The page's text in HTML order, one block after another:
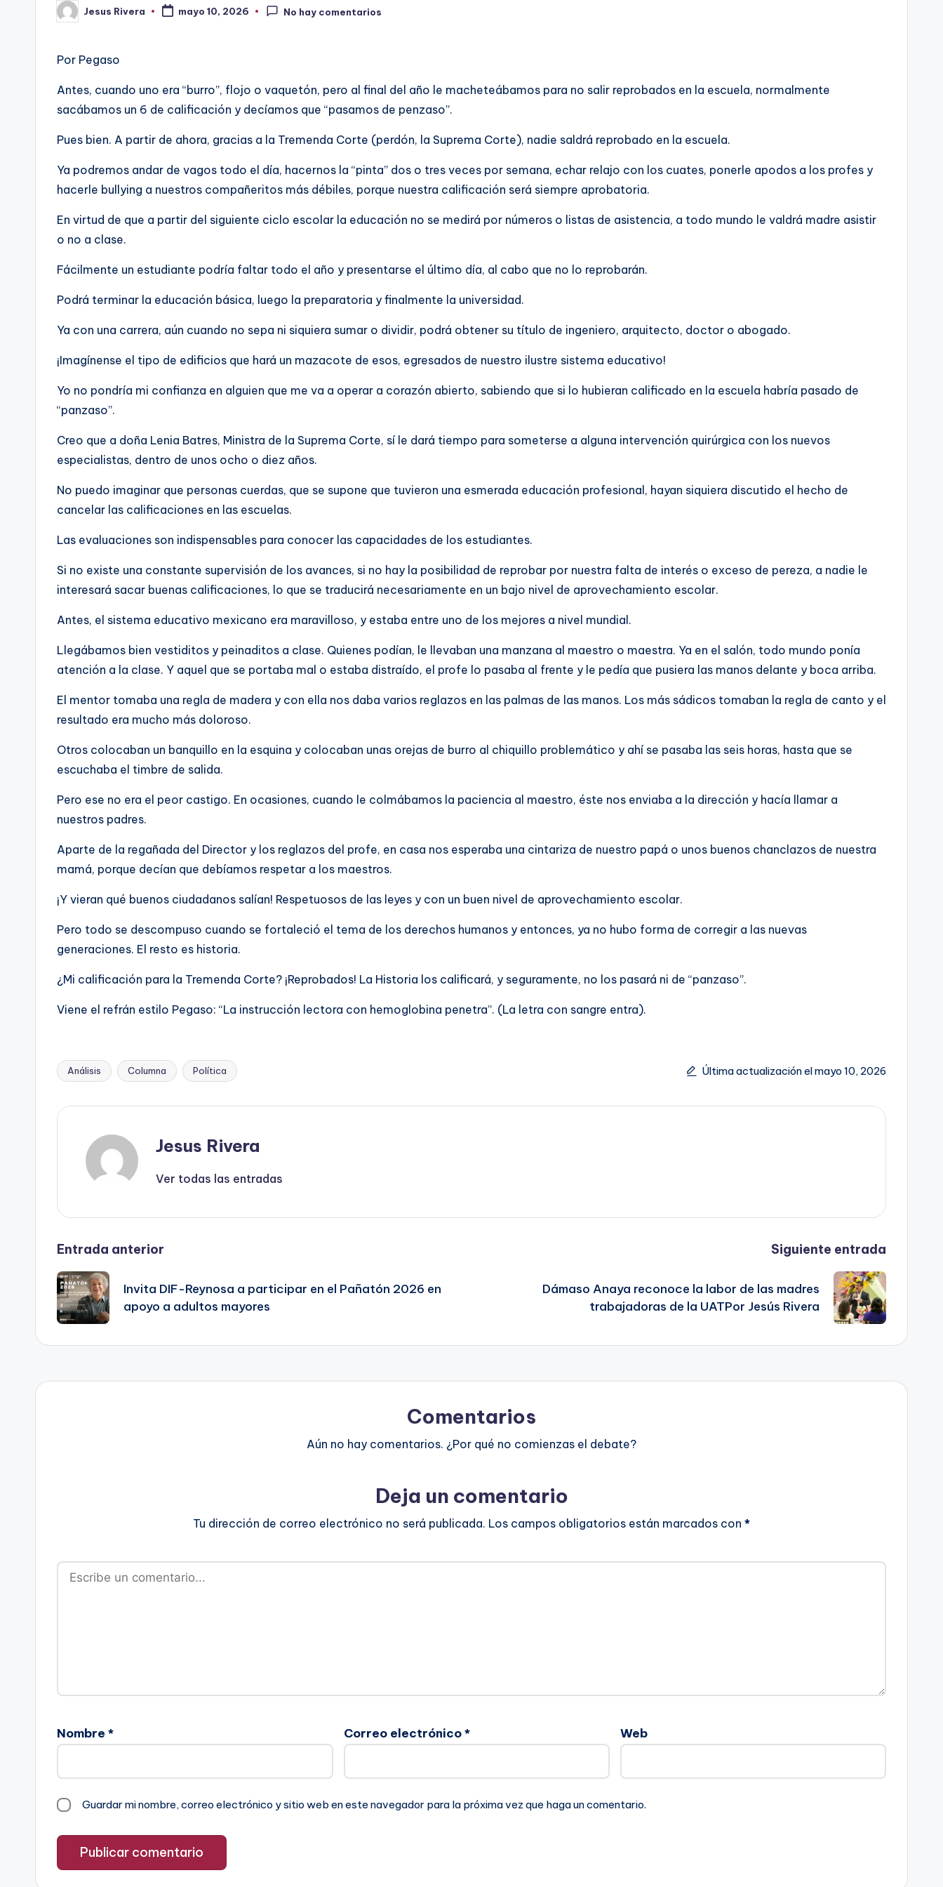
Publicado
por
Jesus Rivera mayo 10, 2026 No hay comentarios
Por Pegaso
Antes, cuando uno era “burro”, flojo o vaquetón, pero al final del año le macheteábamos para no salir reprobados en la escuela, normalmente
sacábamos un 6 de calificación y decíamos que “pasamos de penzaso”.
Pues bien. A partir de ahora, gracias a la Tremenda Corte (perdón, la Suprema Corte), nadie saldrá reprobado en la escuela.
Ya podremos andar de vagos todo el día, hacernos la “pinta” dos o tres veces por semana, echar relajo con los cuates, ponerle apodos a los profes y
hacerle bullying a nuestros compañeritos más débiles, porque nuestra calificación será siempre aprobatoria.
En virtud de que a partir del siguiente ciclo escolar la educación no se medirá por números o listas de asistencia, a todo mundo le valdrá madre asistir
o no a clase.
Fácilmente un estudiante podría faltar todo el año y presentarse el último día, al cabo que no lo reprobarán.
Podrá terminar la educación básica, luego la preparatoria y finalmente la universidad.
Ya con una carrera, aún cuando no sepa ni siquiera sumar o dividir, podrá obtener su título de ingeniero, arquitecto, doctor o abogado.
¡Imagínense el tipo de edificios que hará un mazacote de esos, egresados de nuestro ilustre sistema educativo!
Yo no pondría mi confianza en alguien que me va a operar a corazón abierto, sabiendo que si lo hubieran calificado en la escuela habría pasado de
“panzaso”.
Creo que a doña Lenia Batres, Ministra de la Suprema Corte, sí le dará tiempo para someterse a alguna intervención quirúrgica con los nuevos
especialistas, dentro de unos ocho o diez años.
No puedo imaginar que personas cuerdas, que se supone que tuvieron una esmerada educación profesional, hayan siquiera discutido el hecho de
cancelar las calificaciones en las escuelas.
Las evaluaciones son indispensables para conocer las capacidades de los estudiantes.
Si no existe una constante supervisión de los avances, si no hay la posibilidad de reprobar por nuestra falta de interés o exceso de pereza, a nadie le
interesará sacar buenas calificaciones, lo que se traducirá necesariamente en un bajo nivel de aprovechamiento escolar.
Antes, el sistema educativo mexicano era maravilloso, y estaba entre uno de los mejores a nivel mundial.
Llegábamos bien vestiditos y peinaditos a clase. Quienes podían, le llevaban una manzana al maestro o maestra. Ya en el salón, todo mundo ponía
atención a la clase. Y aquel que se portaba mal o estaba distraído, el profe lo pasaba al frente y le pedía que pusiera las manos delante y boca arriba.
El mentor tomaba una regla de madera y con ella nos daba varios reglazos en las palmas de las manos. Los más sádicos tomaban la regla de canto y el
resultado era mucho más doloroso.
Otros colocaban un banquillo en la esquina y colocaban unas orejas de burro al chiquillo problemático y ahí se pasaba las seis horas, hasta que se
escuchaba el timbre de salida.
Pero ese no era el peor castigo. En ocasiones, cuando le colmábamos la paciencia al maestro, éste nos enviaba a la dirección y hacía llamar a
nuestros padres.
Aparte de la regañada del Director y los reglazos del profe, en casa nos esperaba una cintariza de nuestro papá o unos buenos chanclazos de nuestra
mamá, porque decían que debíamos respetar a los maestros.
¡Y vieran qué buenos ciudadanos salían! Respetuosos de las leyes y con un buen nivel de aprovechamiento escolar.
Pero todo se descompuso cuando se fortaleció el tema de los derechos humanos y entonces, ya no hubo forma de corregir a las nuevas
generaciones. El resto es historia.
¿Mi calificación para la Tremenda Corte? ¡Reprobados! La Historia los calificará, y seguramente, no los pasará ni de “panzaso”.
Viene el refrán estilo Pegaso: “La instrucción lectora con hemoglobina penetra”. (La letra con sangre entra).
Etiquetas:
Análisis Columna Política Última actualización el mayo 10, 2026
Jesus Rivera
Ver todas las entradas
Navegación
de
entradas
Entrada anterior
Invita DIF-Reynosa a participar en el Pañatón 2026 en
apoyo a adultos mayores
Siguiente entrada
Dámaso Anaya reconoce la labor de las madres
trabajadoras de la UATPor Jesús Rivera
Comentarios
Aún no hay comentarios. ¿Por qué no comienzas el debate?
Deja un comentario
Tu dirección de correo electrónico no será publicada. Los campos obligatorios están marcados con *
Nombre * Correo electrónico* Web
Guardar mi nombre, correo electrónico y sitio web en este navegador para la próxima vez que haga un comentario.